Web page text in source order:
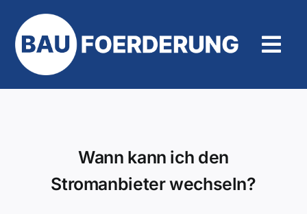
Inhalt
springen
Wann kann ich den
Stromanbieter wechseln?